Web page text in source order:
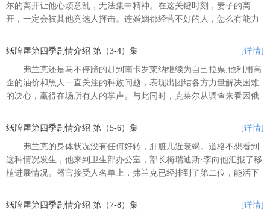
尔的离开让他心烦意乱，无法集中精神。在这关键时刻，妻子的离
开，一定会被其他竞选人抨击。连婚姻都经营不好的人，怎么有能力
克发泄出来的怒火，毫无怨言...
纸牌屋第四季剧情介绍 第（3-4）集 [详情]
弗兰克还是马不停蹄的赶到南卡罗莱纳继续为自己拉票,他利用高
企的油价和黑人一直关注的种族问题，表现出团结各方力量解决困难
的决心，赢得在场所有人的掌声。与此同时，克莱尔从调查来看因俄
民意调查报告心里有了底。克...
纸牌屋第四季剧情介绍 第（5-6）集 [详情]
弗兰克的身体状况没有任何好转，肝脏几近衰竭。道格不想看到
这种情况发生，他来到卫生部办公室，部长梅瑞迪斯·李向他汇报了移
植进展情况。器官接受人名单上，弗兰克已经排到了第二位，能活下
名单第一位。不久后，弗兰克...
纸牌屋第四季剧情介绍 第（7-8）集 [详情]